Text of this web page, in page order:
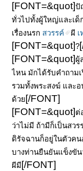
[FONT=&quot]ปั
ทั่วไปทั้งผู้ใหญ่และเ
เรื่องนรก สวรรค์ ผี
[FONT=&quot]?
[FONT=&quot]ผู้
ไหน มักได้รับคำถาม
รวมทั้งพระสงฆ์ และ
ด้วย [/FONT]
[FONT=&quot]ต่
ว่าไม่มี ถ้ามีก็เป็นสวร
ดิรัจฉานก็อยู่ในตัวค
บางท่านยืนยันแข็งขัน
ผีมี [/FONT]